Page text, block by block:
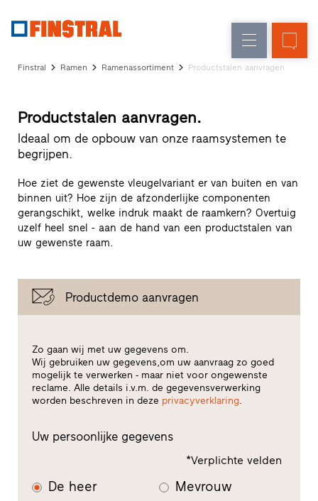
Glasgevels
Studio
zoeken
Snelle
Finstral Ramen Ramenassortiment Productstalen aanvragen
Productstalen aanvragen.
Ideaal om de opbouw van onze raamsystemen te
begrijpen.
Hoe ziet de gewenste vleugelvariant er van buiten en van
binnen uit? Hoe zijn de afzonderlijke componenten
gerangschikt, welke indruk maakt de raamkern? Overtuig
uzelf heel snel - aan de hand van een productstalen van
uw gewenste raam.
Productdemo aanvragen
Zo gaan wij met uw gegevens om.
Wij gebruiken uw gegevens,om uw aanvraag zo goed
mogelijk te verwerken - maar niet voor ongewenste
reclame. Alle details i.v.m. de gegevensverwerking
worden beschreven in deze privacyverklaring.
Uw persoonlijke gegevens
*Verplichte velden
De heer Mevrouw